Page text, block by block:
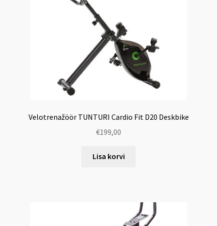
Velotrenažöör TUNTURI Cardio Fit D20 Deskbike
€199,00
Lisa korvi